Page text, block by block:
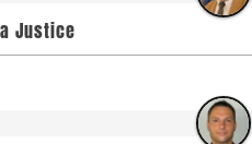
Justice